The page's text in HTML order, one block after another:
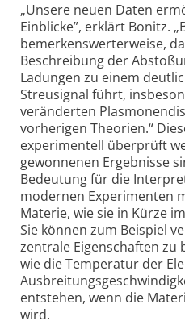
„Unsere neuen Daten
Einblicke”, erklärt Bonitz.
bemerkens­werter­weise,
Beschreibung der
Ladungen zu einem
Streu­signal führt,
veränderten
vorherigen Theorien.“
experimentell überprüft
gewonnenen Ergebnisse
Bedeutung für die
modernen Experimenten
Materie, wie sie in Kürze
Sie können zum Beispiel
zentrale Eigen­schaften zu
wie die Temperatur der
entstehen, wenn die
wird.